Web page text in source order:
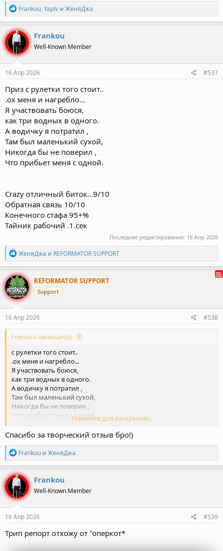
Р
е
а
к
ц
и
и
:
Frankou,Yaplv и ЖеняДжа
Frankou
Well-Known Member
16 Апр 2026 #537
Приз с рулетки того стоит..
.ох меня и нагребло...
Я участвовать боюся,
как три водных в одного.
А водичку я потратил ,
Там был маленький сухой,
Никогда бы не поверил ,
Что прибьет меня с одной.
Crazy отличный биток...9/10
Обратная связь 10/10
Конечного стафа 95+%
Тайник рабочий .1.сек
Последнее редактирование: 18 Апр 2026
Р
е
а
к
ц
и
и
:
ЖеняДжа и REFORMATOR SUPPORT
REFORMATOR SUPPORT
Support
16 Апр 2026 #538
Frankou написал(а):
с рулетки того стоит..
.ох меня и нагребло...
Я участвовать боюся,
как три водных в одного.
А водичку я потратил ,
Там был маленький сухой,
Никогда бы не поверил ,
Что прибьет меня с одной.
Crazy отличный биток...10/10
Обратная связь 10/10
Тайник рабочий .1.сек
Нажмите для раскрытия...
Спасибо за творческий отзыв бро!)
Р
е
а
к
ц
и
и
:
Frankou и ЖеняДжа
Frankou
Well-Known Member
16 Апр 2026 #539
Трип репорт отхожу от "оперкот*